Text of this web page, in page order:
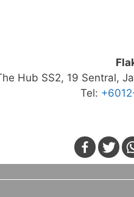
Hub SS2, 19 Sentral,
Tel: